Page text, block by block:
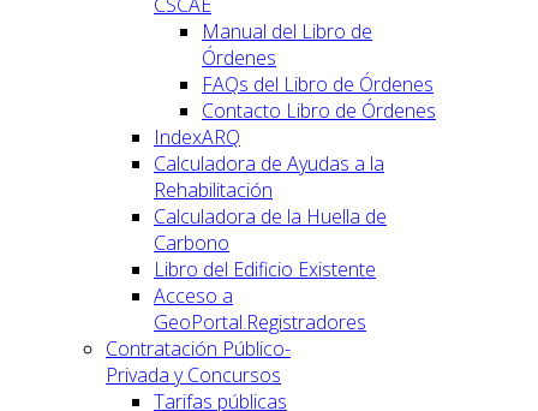
Manual del Libro de
Órdenes
FAQs del Libro de Órdenes
Contacto Libro de Órdenes
IndexARQ
Calculadora de Ayudas a la
Rehabilitación
Calculadora de la Huella de
Carbono
Libro del Edificio Existente
Acceso a
GeoPortal.Registradores
Contratación Público-
Privada y Concursos
Tarifas públicas